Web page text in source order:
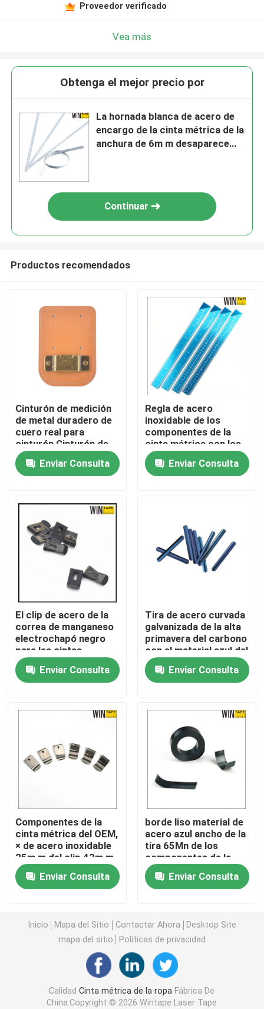
Hogar
Productos
Sobre nosotros
Viaje de la fábrica
Control de calidad
Éntrenos en contacto con
Pida una cita
Cinta métrica de la ropa
Cinta métrica de costura personalizada
Cinta métrica del diámetro
Cinta métrica animal del peso
Cinta métrica retractable del cuerpo
calibrador de las grasas de cuerpo
Mediados de cinta de la circunferencia del brazo
Cinta métrica de papel
cinta métrica de acero
Proveedor verificado
Vea más
Obtenga el mejor precio por
La hornada blanca de acero de
encargo de la cinta métrica de la
anchura de 6m m desaparece
Continuar
Productos recomendados
Cinturón de medición
de metal duradero de
cuero real para
cinturón Cinturón de
medición de holster de
color bronce
Enviar Consulta
Regla de acero
inoxidable de los
componentes de la
cinta métrica con los
30cm 12 pulgadas de
largo Enviar Consulta
El clip de acero de la
correa de manganeso
electrochapó negro
para las cintas
métricas de las bolsas
de las carteras
Enviar Consulta
Tira de acero curvada
galvanizada de la alta
primavera del carbono
con el material azul del
acero del color 65Mn
Enviar Consulta
Componentes de la
cinta métrica del OEM,
× de acero inoxidable
25m m del clip 43m m
de la correa
Enviar Consulta
borde liso material de
acero azul ancho de la
tira 65Mn de los
componentes de la
cinta métrica de 16m
m
Enviar Consulta
Inicio Mapa del Sitio Contactar Ahora
Desktop Site
mapa del sitio
Políticas de privacidad
CalidadCinta métrica de la ropa Fábrica De
China.Copyright © 2026 Wintape Laser Tape